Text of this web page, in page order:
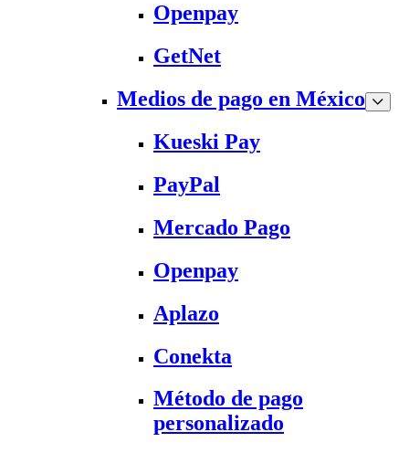
Openpay
GetNet
Medios de pago en México
Kueski Pay
PayPal
Mercado Pago
Openpay
Aplazo
Conekta
Método de pago
personalizado